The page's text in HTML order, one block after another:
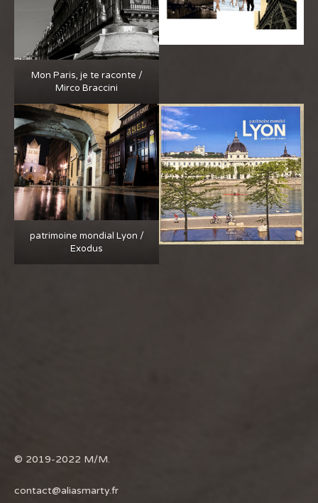
Mon Paris, je te raconte /
Mirco Braccini
patrimoine mondial Lyon /
Exodus
© 2019-2022 M/M.
contact@aliasmarty.fr